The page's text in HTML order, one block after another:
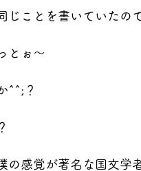
じことを書いていたの
とぉ〜
^^;？
の感覚が著名な国文学